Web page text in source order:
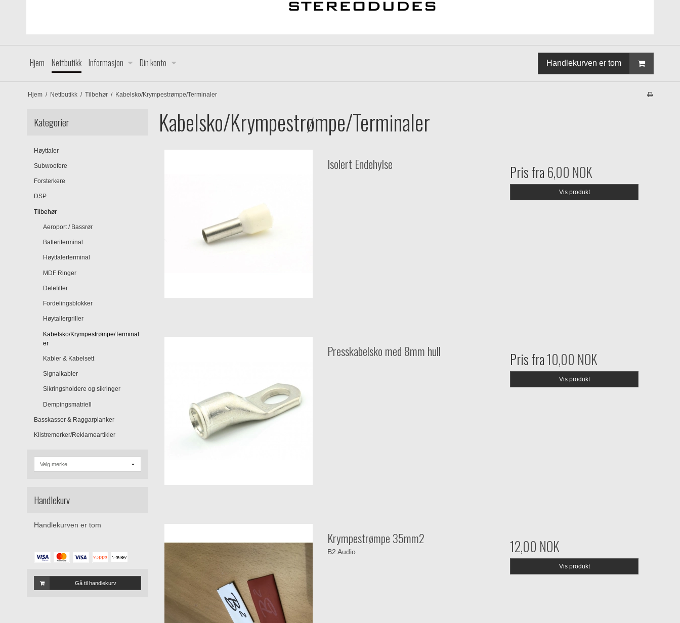
Hjem Nettbutikk Informasjon Din konto Handlekurven er tom
Hjem / Nettbutikk / Tilbehør / Kabelsko/Krympestrømpe/Terminaler
Kategorier
Høyttaler
Subwoofere
Forsterkere
DSP
Tilbehør
Aeroport / Bassrør
Batteriterminal
Høyttalerterminal
MDF Ringer
Delefilter
Fordelingsblokker
Høytallergriller
Kabelsko/Krympestrømpe/Terminal
er
Kabler & Kabelsett
Signalkabler
Sikringsholdere og sikringer
Dempingsmatriell
Basskasser & Raggarplanker
Klistremerker/Reklameartikler
Handlekurv
Handlekurven er tom
Gå til handlekurv
Kabelsko/Krympestrømpe/Terminaler
Isolert Endehylse Pris fra 6,00 NOK
Vis produkt
Presskabelsko med 8mm hull Pris fra10,00 NOK
Vis produkt
Krympestrømpe 35mm2
B2 Audio 12,00 NOK
Vis produkt